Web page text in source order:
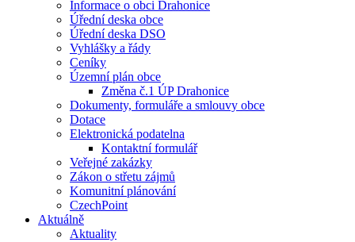
Informace o obci Drahonice
Úřední deska obce
Úřední deska DSO
Vyhlášky a řády
Ceníky
Územní plán obce
Změna č.1 ÚP Drahonice
Dokumenty, formuláře a smlouvy obce
Dotace
Elektronická podatelna
Kontaktní formulář
Veřejné zakázky
Zákon o střetu zájmů
Komunitní plánování
CzechPoint
Aktuálně
Aktuality